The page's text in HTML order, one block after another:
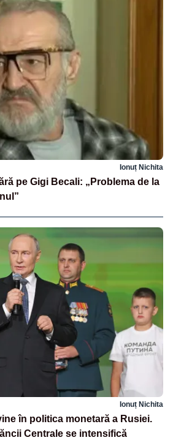
Ionuț Nichita
pe Gigi Becali: „Problema de la
Ionuț Nichita
în politica monetară a Rusiei.
Centrale se intensifică